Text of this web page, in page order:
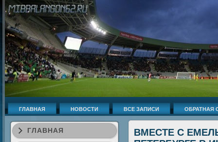
ГЛАВНАЯ НОВОСТИ ВСЕ ЗАПИСИ ОБРАТНАЯ
ГЛАВНАЯ
ВМЕСТЕ С